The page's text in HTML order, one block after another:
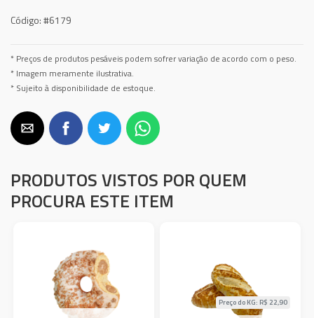
Código:#6179
* Preços de produtos pesáveis podem sofrer variação de acordo com o peso.
* Imagem meramente ilustrativa.
* Sujeito à disponibilidade de estoque.
PRODUTOS VISTOS POR QUEM
PROCURA ESTE ITEM
Preço do KG: R$ 22,90